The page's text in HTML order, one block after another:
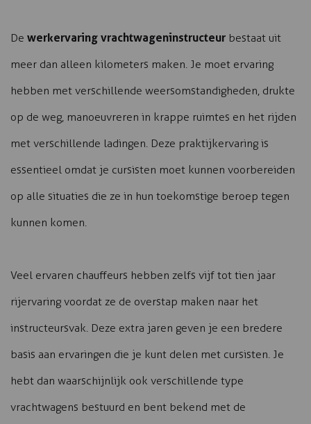
De werkervaring vrachtwageninstructeur bestaat uit
meer dan alleen kilometers maken. Je moet ervaring
hebben met verschillende weersomstandigheden, drukte
op de weg, manoeuvreren in krappe ruimtes en het rijden
met verschillende ladingen. Deze praktijkervaring is
essentieel omdat je cursisten moet kunnen voorbereiden
op alle situaties die ze in hun toekomstige beroep tegen
kunnen komen.
Veel ervaren chauffeurs hebben zelfs vijf tot tien jaar
rijervaring voordat ze de overstap maken naar het
instructeursvak. Deze extra jaren geven je een bredere
basis aan ervaringen die je kunt delen met cursisten. Je
hebt dan waarschijnlijk ook verschillende type
vrachtwagens bestuurd en bent bekend met de